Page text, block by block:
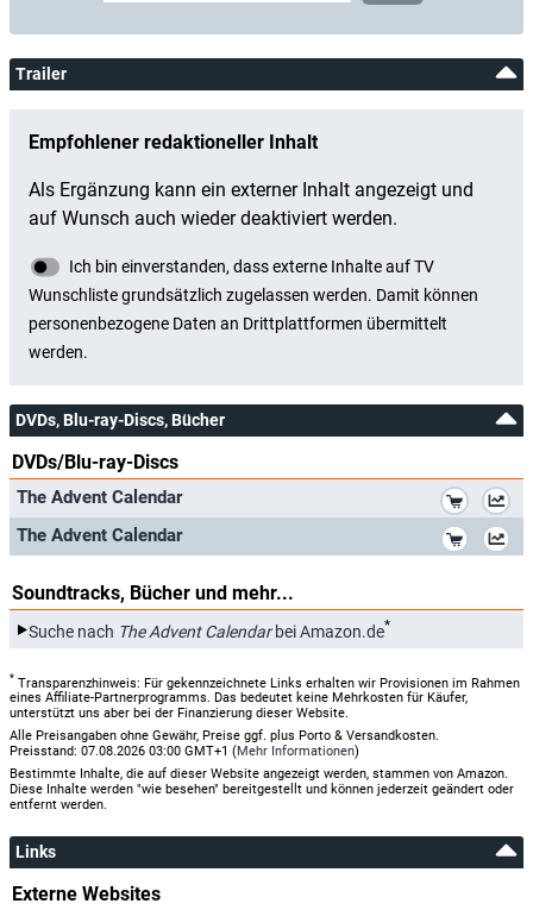
Trailer
DVDs, Blu-ray-Discs, Bücher
DVDs/Blu-ray-Discs
The Advent Calendar
The Advent Calendar
Soundtracks, Bücher und mehr...
Suche nach The Advent Calendarbei Amazon.de*
* Transparenzhinweis: Für gekennzeichnete Links erhalten wir Provisionen im Rahmen
eines Affiliate-Partnerprogramms. Das bedeutet keine Mehrkosten für Käufer,
unterstützt uns aber bei der Finanzierung dieser Website.
Alle Preisangaben ohne Gewähr, Preise ggf. plus Porto & Versandkosten.
Preisstand: 07.08.2026 03:00 GMT+1 (Mehr Informationen)
Bestimmte Inhalte, die auf dieser Website angezeigt werden, stammen von Amazon.
Diese Inhalte werden "wie besehen" bereitgestellt und können jederzeit geändert oder
entfernt werden.
Links
Externe Websites